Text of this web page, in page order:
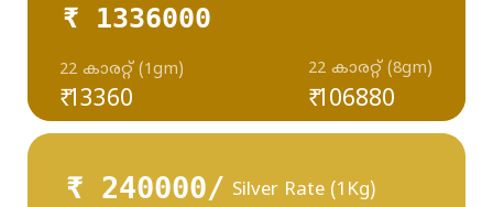
₹ 1336000
₹ 13360
22 കാരറ്റ് (1gm) 22 കാരറ്റ് (8gm)
₹ 106880
₹ 240000/ Silver Rate (1Kg)